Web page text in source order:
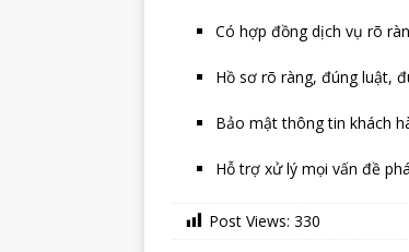
Có hợp đồng dịch vụ rõ
Hồ sơ rõ ràng, đúng luật,
Bảo mật thông tin khách
Hỗ trợ xử lý mọi vấn đề
Post Views: 330